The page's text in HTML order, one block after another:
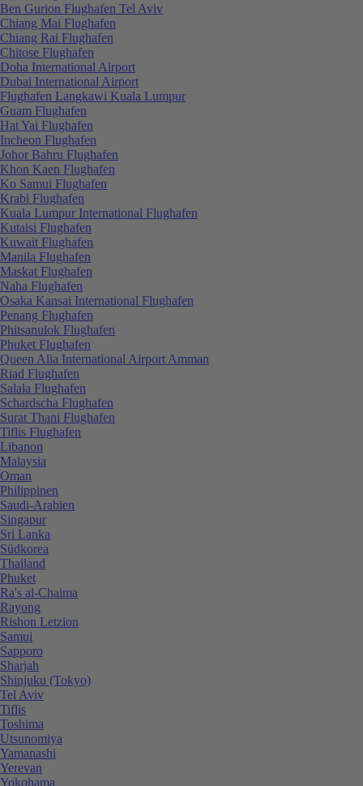
Ben Gurion Flughafen Tel Aviv
Chiang Mai Flughafen
Chiang Rai Flughafen
Chitose Flughafen
Doha International Airport
Dubai International Airport
Flughafen Langkawi Kuala Lumpur
Guam Flughafen
Hat Yai Flughafen
Incheon Flughafen
Johor Bahru Flughafen
Khon Kaen Flughafen
Ko Samui Flughafen
Krabi Flughafen
Kuala Lumpur International Flughafen
Kutaisi Flughafen
Kuwait Flughafen
Manila Flughafen
Maskat Flughafen
Naha Flughafen
Osaka Kansai International Flughafen
Penang Flughafen
Phitsanulok Flughafen
Phuket Flughafen
Queen Alia International Airport Amman
Riad Flughafen
Salala Flughafen
Schardscha Flughafen
Surat Thani Flughafen
Tiflis Flughafen
Libanon
Malaysia
Oman
Philippinen
Saudi-Arabien
Singapur
Sri Lanka
Südkorea
Thailand
Phuket
Ra's al-Chaima
Rayong
Rishon Letzion
Samui
Sapporo
Sharjah
Shinjuku (Tokyo)
Tel Aviv
Tiflis
Toshima
Utsunomiya
Yamanashi
Yerevan
Yokohama